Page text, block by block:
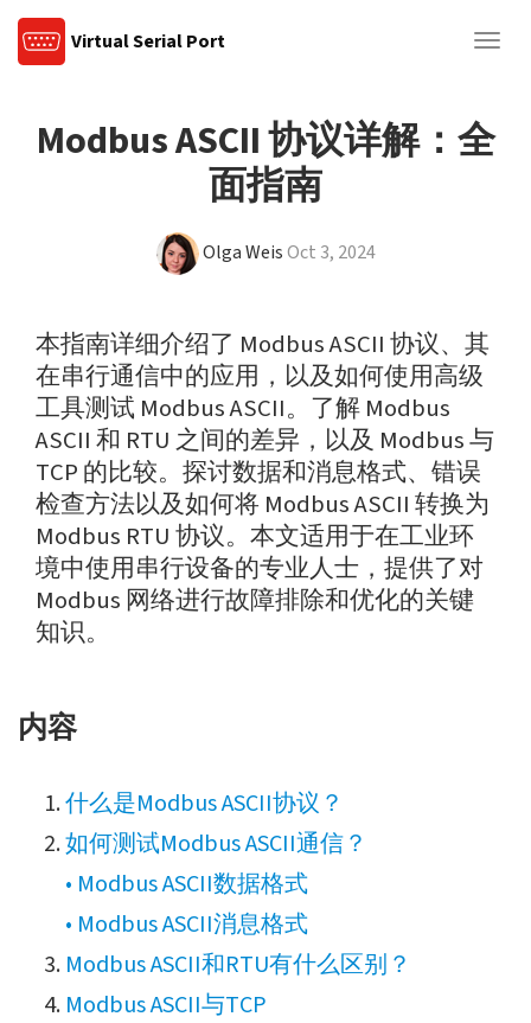
Virtual Serial Port
Modbus ASCII 协议详解：全
面指南
Olga WeisOct 3, 2024
本指南详细介绍了 Modbus ASCII 协议、其
在串行通信中的应用，以及如何使用高级
工具测试 Modbus ASCII。了解 Modbus
ASCII 和 RTU 之间的差异，以及 Modbus 与
TCP 的比较。探讨数据和消息格式、错误
检查方法以及如何将 Modbus ASCII 转换为
Modbus RTU 协议。本文适用于在工业环
境中使用串行设备的专业人士，提供了对
Modbus 网络进行故障排除和优化的关键
知识。
内容
什么是Modbus ASCII协议？
如何测试Modbus ASCII通信？
• Modbus ASCII数据格式
• Modbus ASCII消息格式
Modbus ASCII和RTU有什么区别？
Modbus ASCII与TCP